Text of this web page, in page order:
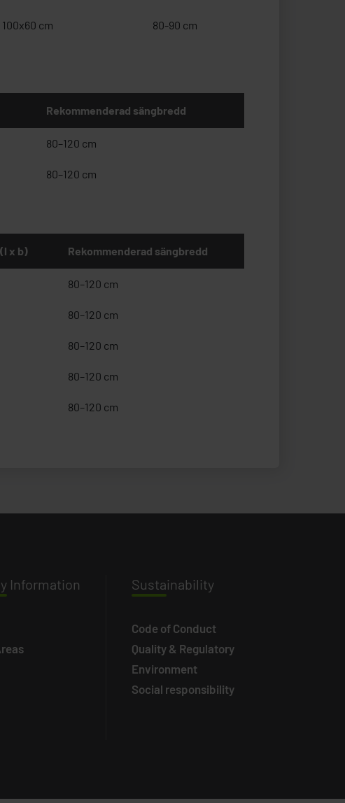
100x60 cm 80-90 cm
Rekommenderad sängbredd
80–120 cm
80–120 cm
x b) Rekommenderad sängbredd
80–120 cm
80–120 cm
80–120 cm
80–120 cm
80–120 cm
Information Sustainability
Code of Conduct
Quality & Regulatory
Environment
Social responsibility